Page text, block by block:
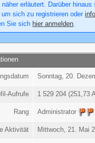
näher erläutert. Darüber
um sich zu registrieren oder
Sie sich hier anmelden.
Sonntag, 20.
Aufrufe 1 529 204 (251,73
Rang Administrator
Aktivität Mittwoch, 21. Mai